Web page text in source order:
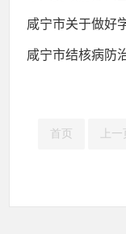
咸宁市关于做好
咸宁市结核病防
首页 上一